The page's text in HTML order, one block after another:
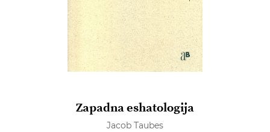
Zapadna eshatologija
Jacob Taubes